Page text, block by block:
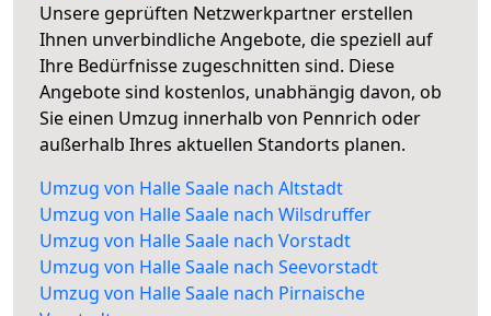
Unsere geprüften Netzwerkpartner erstellen
Ihnen unverbindliche Angebote, die speziell auf
Ihre Bedürfnisse zugeschnitten sind. Diese
Angebote sind kostenlos, unabhängig davon, ob
Sie einen Umzug innerhalb von Pennrich oder
außerhalb Ihres aktuellen Standorts planen.
Umzug von Halle Saale nach Altstadt
Umzug von Halle Saale nach Wilsdruffer
Umzug von Halle Saale nach Vorstadt
Umzug von Halle Saale nach Seevorstadt
Umzug von Halle Saale nach Pirnaische